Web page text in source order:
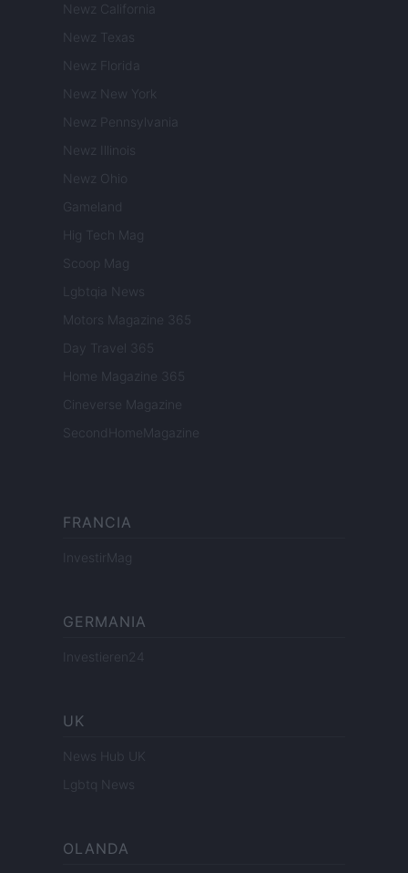
Newz California
Newz Texas
Newz Florida
Newz New York
Newz Pennsylvania
Newz Illinois
Newz Ohio
Gameland
Hig Tech Mag
Scoop Mag
Lgbtqia News
Motors Magazine 365
Day Travel 365
Home Magazine 365
Cineverse Magazine
SecondHomeMagazine
FRANCIA
InvestirMag
GERMANIA
Investieren24
UK
News Hub UK
Lgbtq News
OLANDA